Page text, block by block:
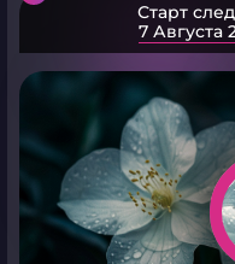
Старт
7 Августа